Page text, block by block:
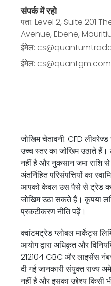
संपर्क में रहो
पता: Level 2, Suite 201
Avenue, Ebene,
ईमेल:
ईमेल: cs@quantgm.com
जोखिम चेतावनी: CFD
उच्च स्तर का जोखिम उठाते
नहीं है और नुकसान जमा
अंतर्निहित परिसंपत्तियों का
आपको केवल उस पैसे से ट्रेड
जोखिम उठा सकते हैं। कृपया
प्रकटीकरण नीति पढ़ें।
क्वांटमट्रेड ग्लोबल मार्केट्स
आयोग द्वारा अधिकृत और
212104 GBC औरलाइसेंस
दी गई जानकारी संयुक्त राज्य
नहीं है और इसका उद्देश्य किसी